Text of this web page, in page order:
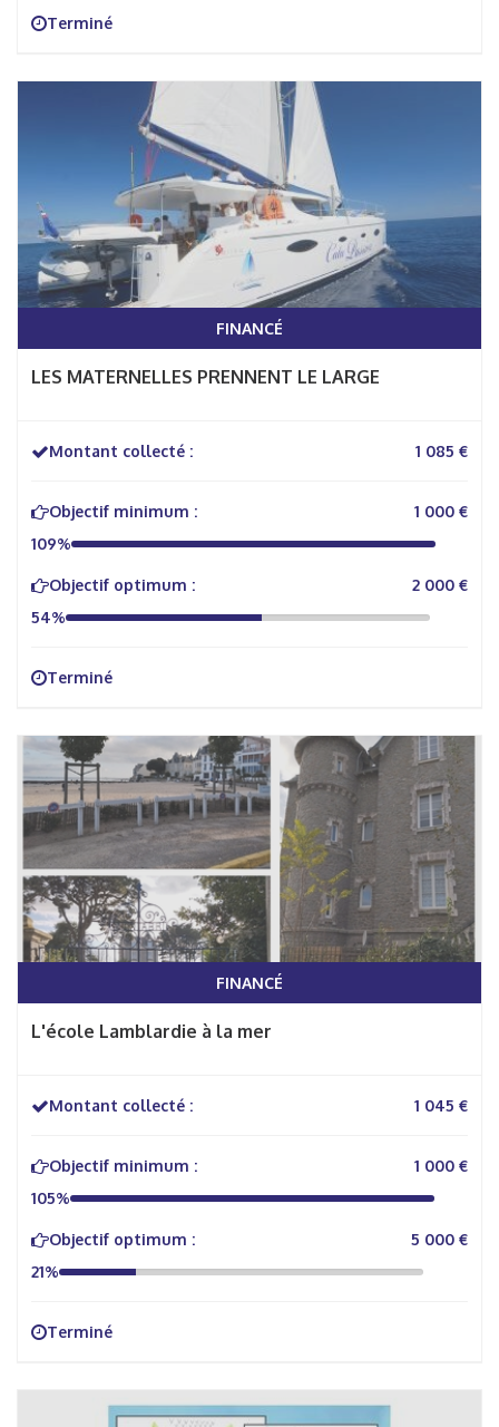
Terminé
FINANCÉ
LES MATERNELLES PRENNENT LE LARGE
Montant collecté : 1 085 €
Objectif minimum :
1 000 €
109%
Objectif optimum :
2 000 €
54%
Terminé
FINANCÉ
L'école Lamblardie à la mer
Montant collecté : 1 045 €
Objectif minimum :
1 000 €
105%
Objectif optimum :
5 000 €
21%
Terminé